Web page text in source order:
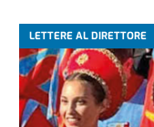
LETTERE AL DIRETTORE